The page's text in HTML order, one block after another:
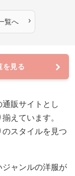
覧へ ›
を見る
販サイトとし
えています。
スタイルを見つ
ジャンルの洋服が